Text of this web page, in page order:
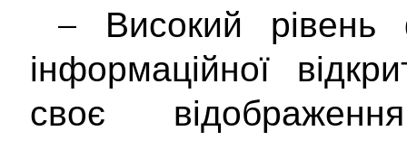
– Високий рівень
інформаційної
своє